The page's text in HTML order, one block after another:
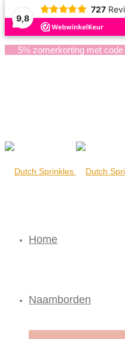
9,8
727
5% zomerkorting met
Home
Naamborden